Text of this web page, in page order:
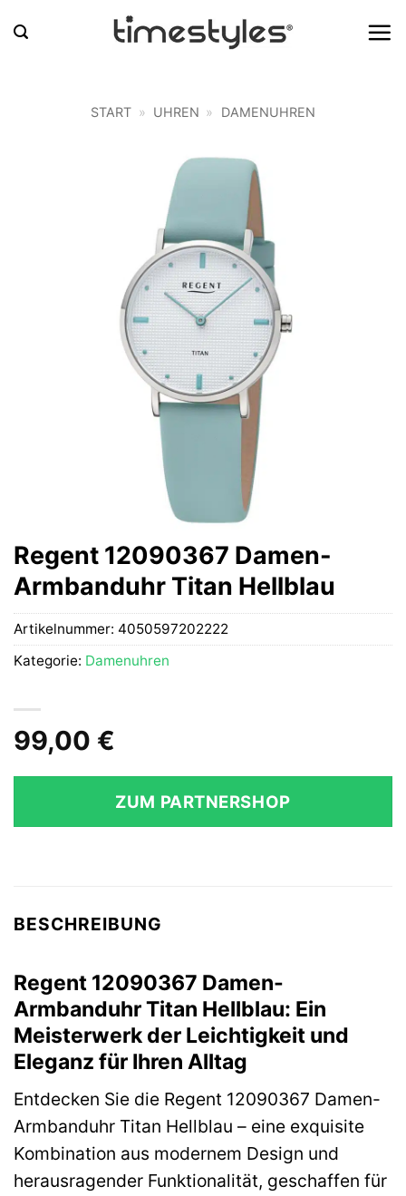
Inhalt
START » UHREN » DAMENUHREN
Regent 12090367 Damen-
Armbanduhr Titan Hellblau
99,00 €
ZUM PARTNERSHOP
Artikelnummer: 4050597202222
Kategorie: Damenuhren
BESCHREIBUNG
Regent 12090367 Damen-
Armbanduhr Titan Hellblau: Ein
Meisterwerk der Leichtigkeit und
Eleganz für Ihren Alltag
Entdecken Sie die Regent 12090367 Damen-
Armbanduhr Titan Hellblau – eine exquisite
Kombination aus modernem Design und
herausragender Funktionalität, geschaffen für